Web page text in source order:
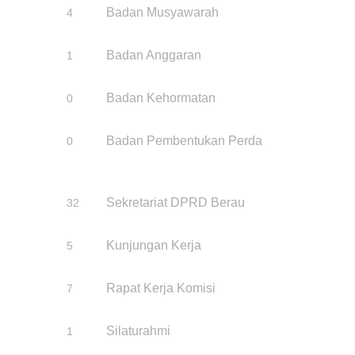
4 Badan Musyawarah
1 Badan Anggaran
0 Badan Kehormatan
0 Badan Pembentukan Perda
32 Sekretariat DPRD Berau
5 Kunjungan Kerja
7 Rapat Kerja Komisi
1 Silaturahmi